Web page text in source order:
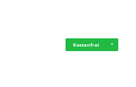
Kostenfrei